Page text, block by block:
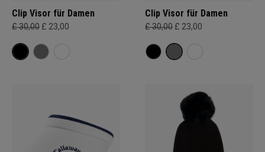
Clip Visor für Damen
£ 30,00 £ 23,00
Clip Visor für Damen
£ 30,00 £ 23,00